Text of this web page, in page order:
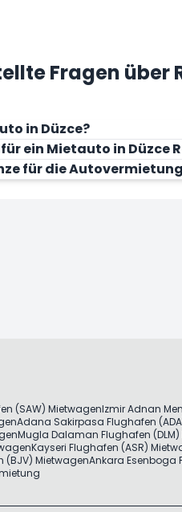
Fragen über
in Düzce?
ein Mietauto in Düzce
für die
(SAW) MietwagenIzmir Adnan
Adana Sakirpasa Flughafen
Mugla Dalaman Flughafen
Kayseri Flughafen (ASR)
(BJV) MietwagenAnkara Esenboga